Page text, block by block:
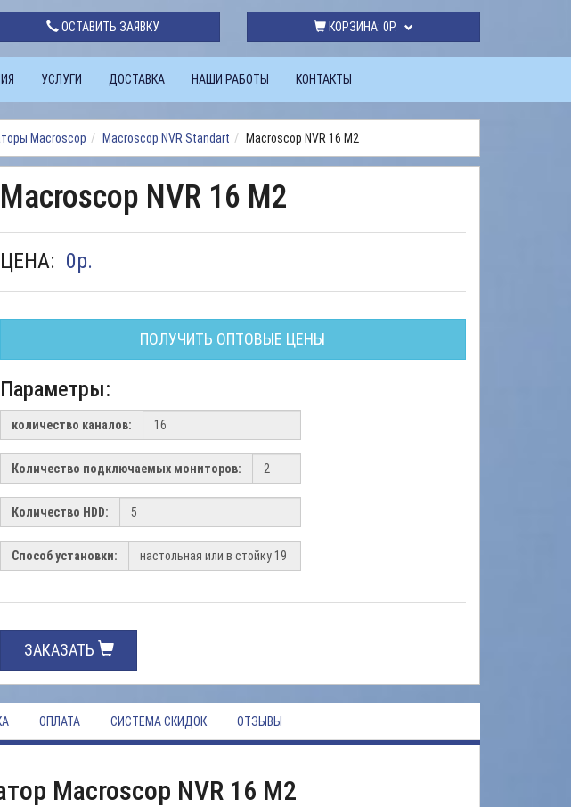
ОСТАВИТЬ ЗАЯВКУ КОРЗИНА: 0Р.
УСЛУГИ ДОСТАВКА НАШИ РАБОТЫ КОНТАКТЫ
Macroscop Macroscop NVR Standart Macroscop NVR 16 M2
Macroscop NVR 16 M2
ЦЕНА: 0р.
ПОЛУЧИТЬ ОПТОВЫЕ ЦЕНЫ
Параметры:
количество каналов:
Количество подключаемых мониторов:
Количество HDD:
Способ установки:
ЗАКАЗАТЬ
ОПЛАТА СИСТЕМА СКИДОК ОТЗЫВЫ
Macroscop NVR 16 M2